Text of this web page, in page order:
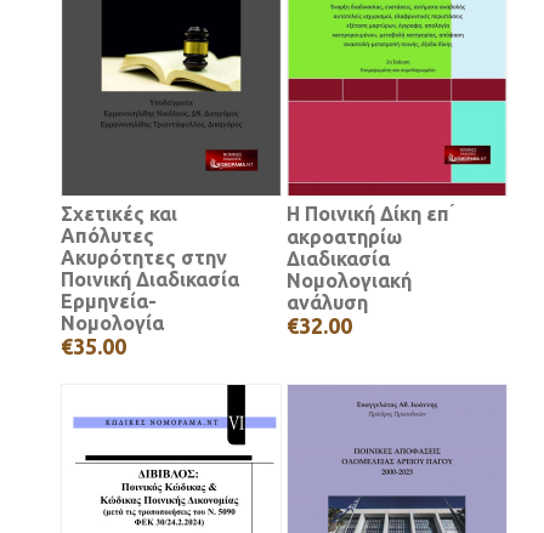
Σχετικές και
Απόλυτες
Ακυρότητες στην
Ποινική Διαδικασία
Ερμηνεία-
Νομολογία
€35.00
Η Ποινική Δίκη επ ́
ακροατηρίω
Διαδικασία
Νομολογιακή
ανάλυση
€32.00